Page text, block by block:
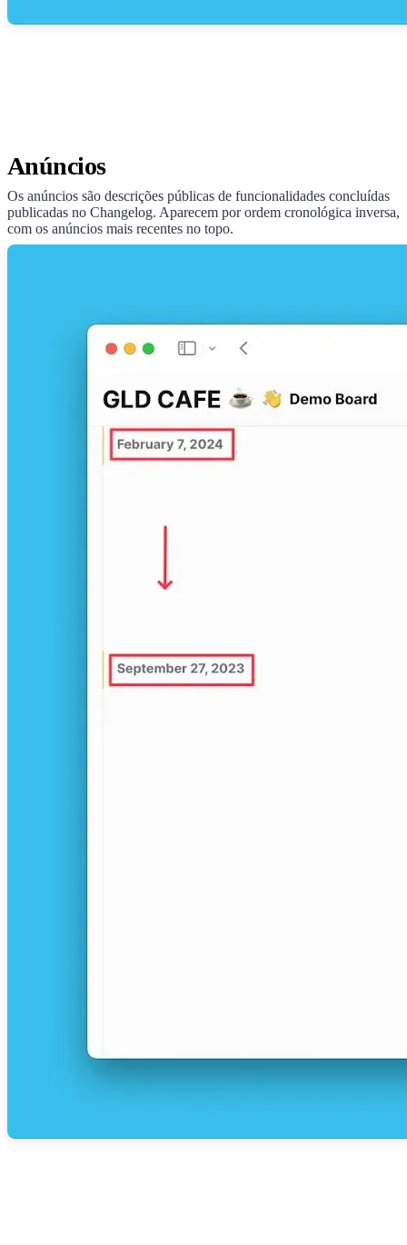
Anúncios
Os anúncios são descrições públicas de funcionalidades concluídas
publicadas no Changelog. Aparecem por ordem cronológica inversa,
com os anúncios mais recentes no topo.